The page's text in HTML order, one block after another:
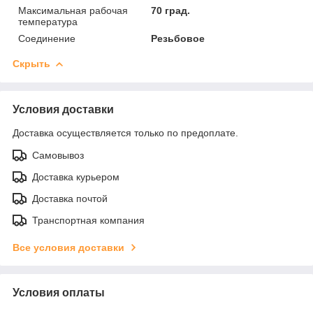
Максимальная рабочая
температура
70 град.
Соединение Резьбовое
Скрыть
Условия доставки
Доставка осуществляется только по предоплате.
Самовывоз
Доставка курьером
Доставка почтой
Транспортная компания
Все условия доставки
Условия оплаты